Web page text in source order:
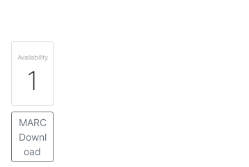
Availability
1
MARC
Downl
oad